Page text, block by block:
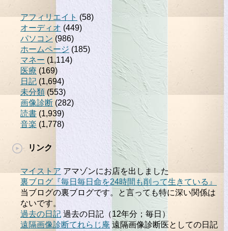
アフィリエイト (58)
オーディオ (449)
パソコン (986)
ホームページ (185)
マネー (1,114)
医療 (169)
日記 (1,694)
未分類 (553)
画像診断 (282)
読書 (1,939)
音楽 (1,778)
リンク
マイストア アマゾンにお店を出しました
裏ブログ『毎日毎日命を24時間も削って生きている』
当ブログの裏ブログです。と言っても特に深い関係は
ないです。
過去の日記 過去の日記（12年分；毎日）
遠隔画像診断てれらじ庵 遠隔画像診断医としての日記